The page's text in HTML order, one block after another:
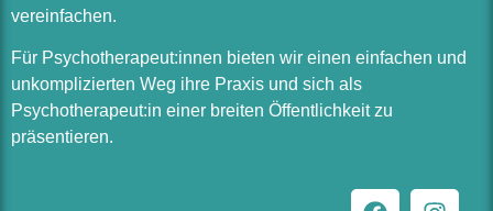
vereinfachen.
Für Psychotherapeut:innen bieten wir einen einfachen und
unkomplizierten Weg ihre Praxis und sich als
Psychotherapeut:in einer breiten Öffentlichkeit zu
präsentieren.